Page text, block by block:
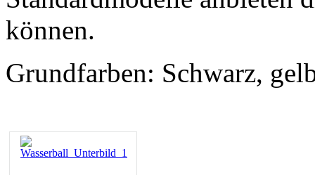
können.
Grundfarben: Schwarz,